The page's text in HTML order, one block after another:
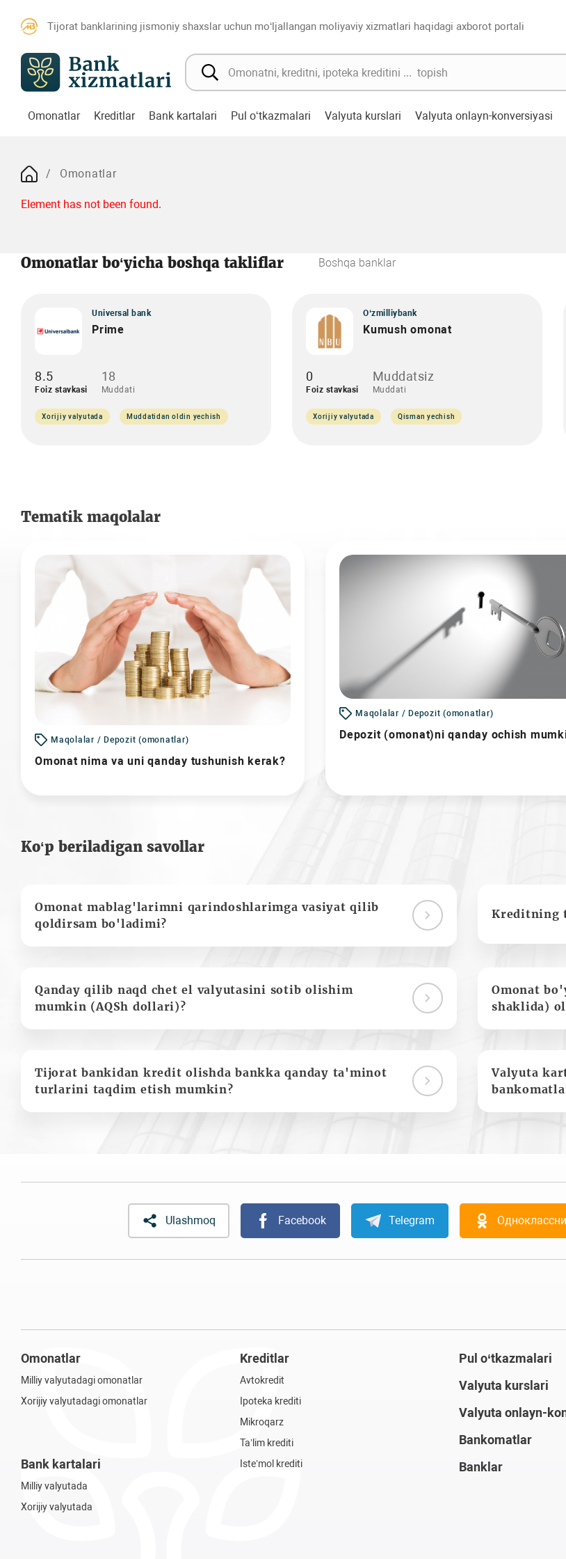
Tijorat banklarining jismoniy shaxslar uchun mo‘ljallangan moliyaviy xizmatlari haqidagi axborot portali
Omonatlar Kreditlar Bank kartalari Pul o‘tkazmalari Valyuta kurslari Valyuta onlayn-konversiyasi
Omonatlar
Element has not been found.
Omonatlar bo‘yicha boshqa takliflar Boshqa banklar
Universal bank
Prime
8.5
Foiz stavkasi
18
Muddati
Xorijiy valyutada Muddatidan oldin yechish
O‘zmilliybank
Kumush omonat
0
Foiz stavkasi
Muddatsiz
Muddati
Xorijiy valyutada Qisman yechish
Tematik maqolalar
Maqolalar / Depozit (omonatlar)
Omonat nima va uni qanday tushunish kerak?
Maqolalar / Depozit (omonatlar)
Depozit (omonat)ni qanday ochish
Ko‘p beriladigan savollar
Omonat mablag'larimni qarindoshlarimga vasiyat qilib
qoldirsam bo'ladimi?
Kreditning
Qanday qilib naqd chet el valyutasini sotib olishim
mumkin (AQSh dollari)?
Omonat
shaklida)
Tijorat bankidan kredit olishda bankka qanday ta'minot
turlarini taqdim etish mumkin?
Valyuta
Ulashmoq Facebook Telegram
Omonatlar
Milliy valyutadagi omonatlar
Xorijiy valyutadagi omonatlar
Bank kartalari
Milliy valyutada
Xorijiy valyutada
Kreditlar
Avtokredit
Ipoteka krediti
Mikroqarz
Ta’lim krediti
Iste’mol krediti
Pul o‘tkazmalari
Valyuta kurslari
Valyuta onlayn-
Bankomatlar
Banklar